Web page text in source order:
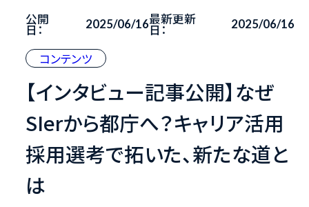
公開
日： 2025/06/16最新更新
日： 2025/06/16
コンテンツ
【インタビュー記事公開】なぜ
SIerから都庁へ？キャリア活用
採用選考で拓いた、新たな道と
は